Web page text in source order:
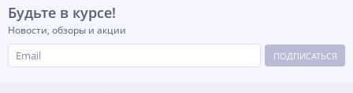
Будьте в курсе!
Новости, обзоры и акции
ПОДПИСАТЬСЯ